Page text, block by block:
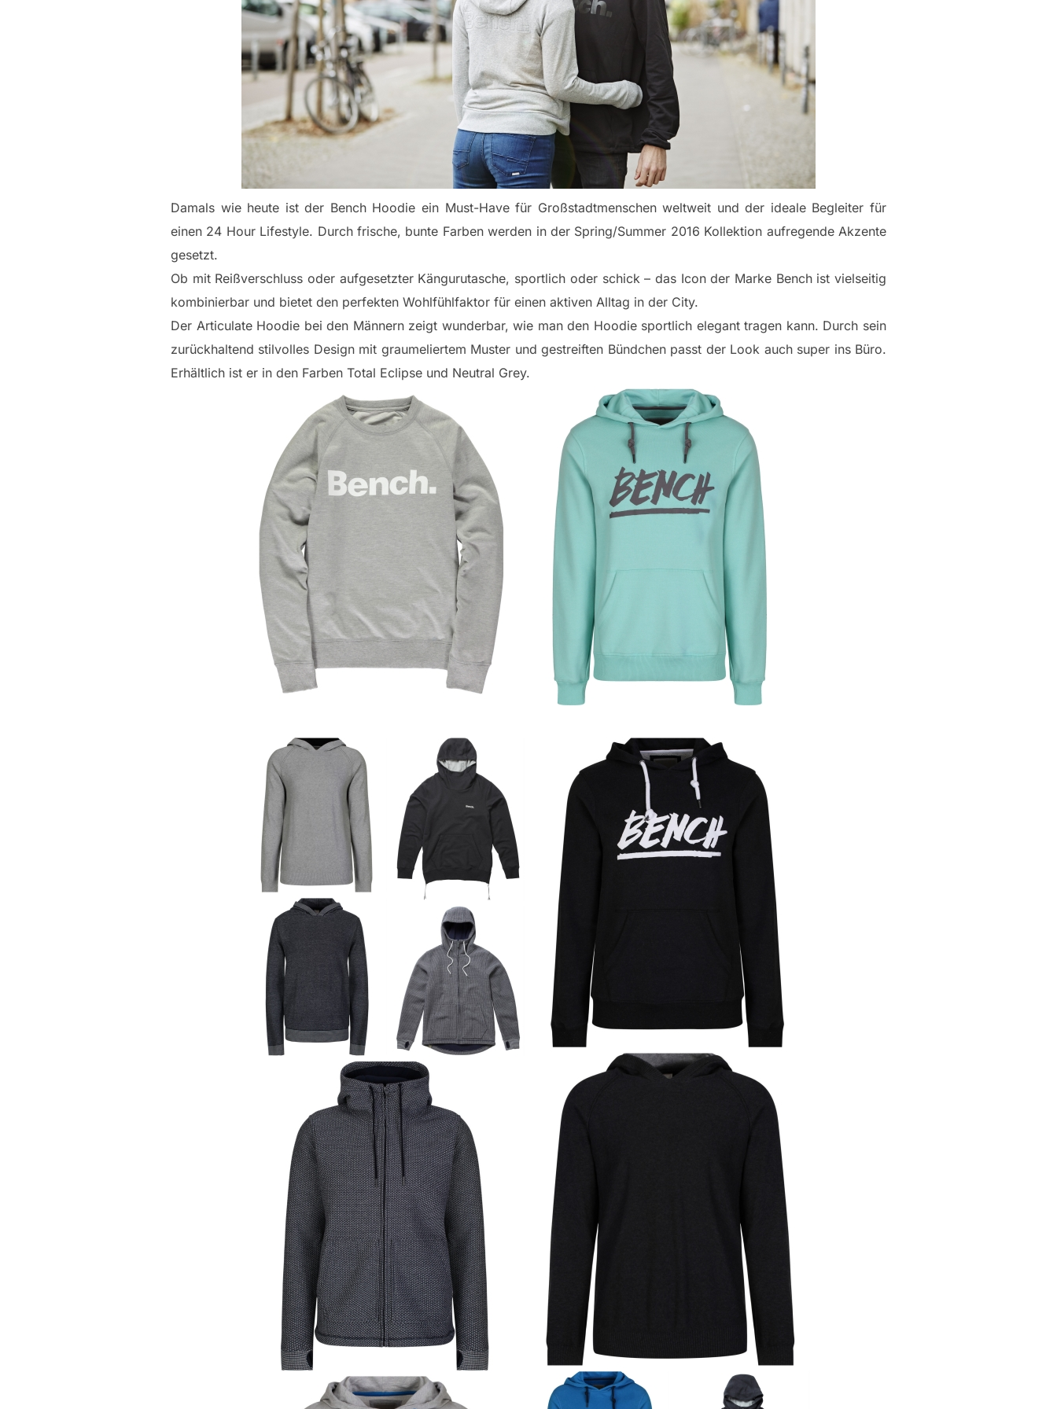
Damals wie heute ist der Bench Hoodie ein Must-Have für Großstadtmenschen weltweit und der ideale Begleiter für
einen 24 Hour Lifestyle. Durch frische, bunte Farben werden in der Spring/Summer 2016 Kollektion aufregende Akzente
gesetzt.
Ob mit Reißverschluss oder aufgesetzter Kängurutasche, sportlich oder schick – das Icon der Marke Bench ist vielseitig
kombinierbar und bietet den perfekten Wohlfühlfaktor für einen aktiven Alltag in der City.
Der Articulate Hoodie bei den Männern zeigt wunderbar, wie man den Hoodie sportlich elegant tragen kann. Durch sein
zurückhaltend stilvolles Design mit graumeliertem Muster und gestreiften Bündchen passt der Look auch super ins Büro.
Erhältlich ist er in den Farben Total Eclipse und Neutral Grey.